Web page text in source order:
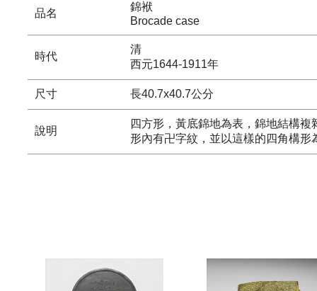
品名
錦袱
Brocade case
時代
清
西元1644-1911年
尺寸 長40.7x40.7公分
說明
四方形，黃底錦地為表，錦地結構
形內有卍字紋，並以這樣的四角構